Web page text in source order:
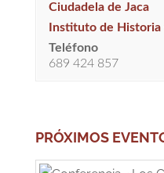
Ciudadela de Jaca
Instituto de
Teléfono
689 424 857
PRÓXIMOS